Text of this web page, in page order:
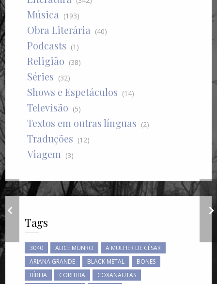
Música (193)
Obra Literária (40)
Podcasts (1)
Religião (38)
Séries (32)
Shows e Espetáculos (14)
Televisão (5)
Textos em outras línguas (2)
Traduções (12)
Viagem (3)
Tags
3040 ALICE MUNRO
A MULHER DE CÉSAR
ARIANA GRANDE
BLACK METAL
BONES
BÍBLIA
CORITIBA
COXANAUTAS